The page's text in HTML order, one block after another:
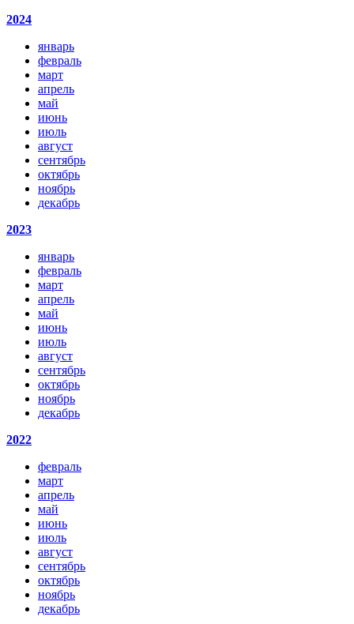
2024
январь
февраль
март
апрель
май
июнь
июль
август
сентябрь
октябрь
ноябрь
декабрь
2023
январь
февраль
март
апрель
май
июнь
июль
август
сентябрь
октябрь
ноябрь
декабрь
2022
февраль
март
апрель
май
июнь
июль
август
сентябрь
октябрь
ноябрь
декабрь